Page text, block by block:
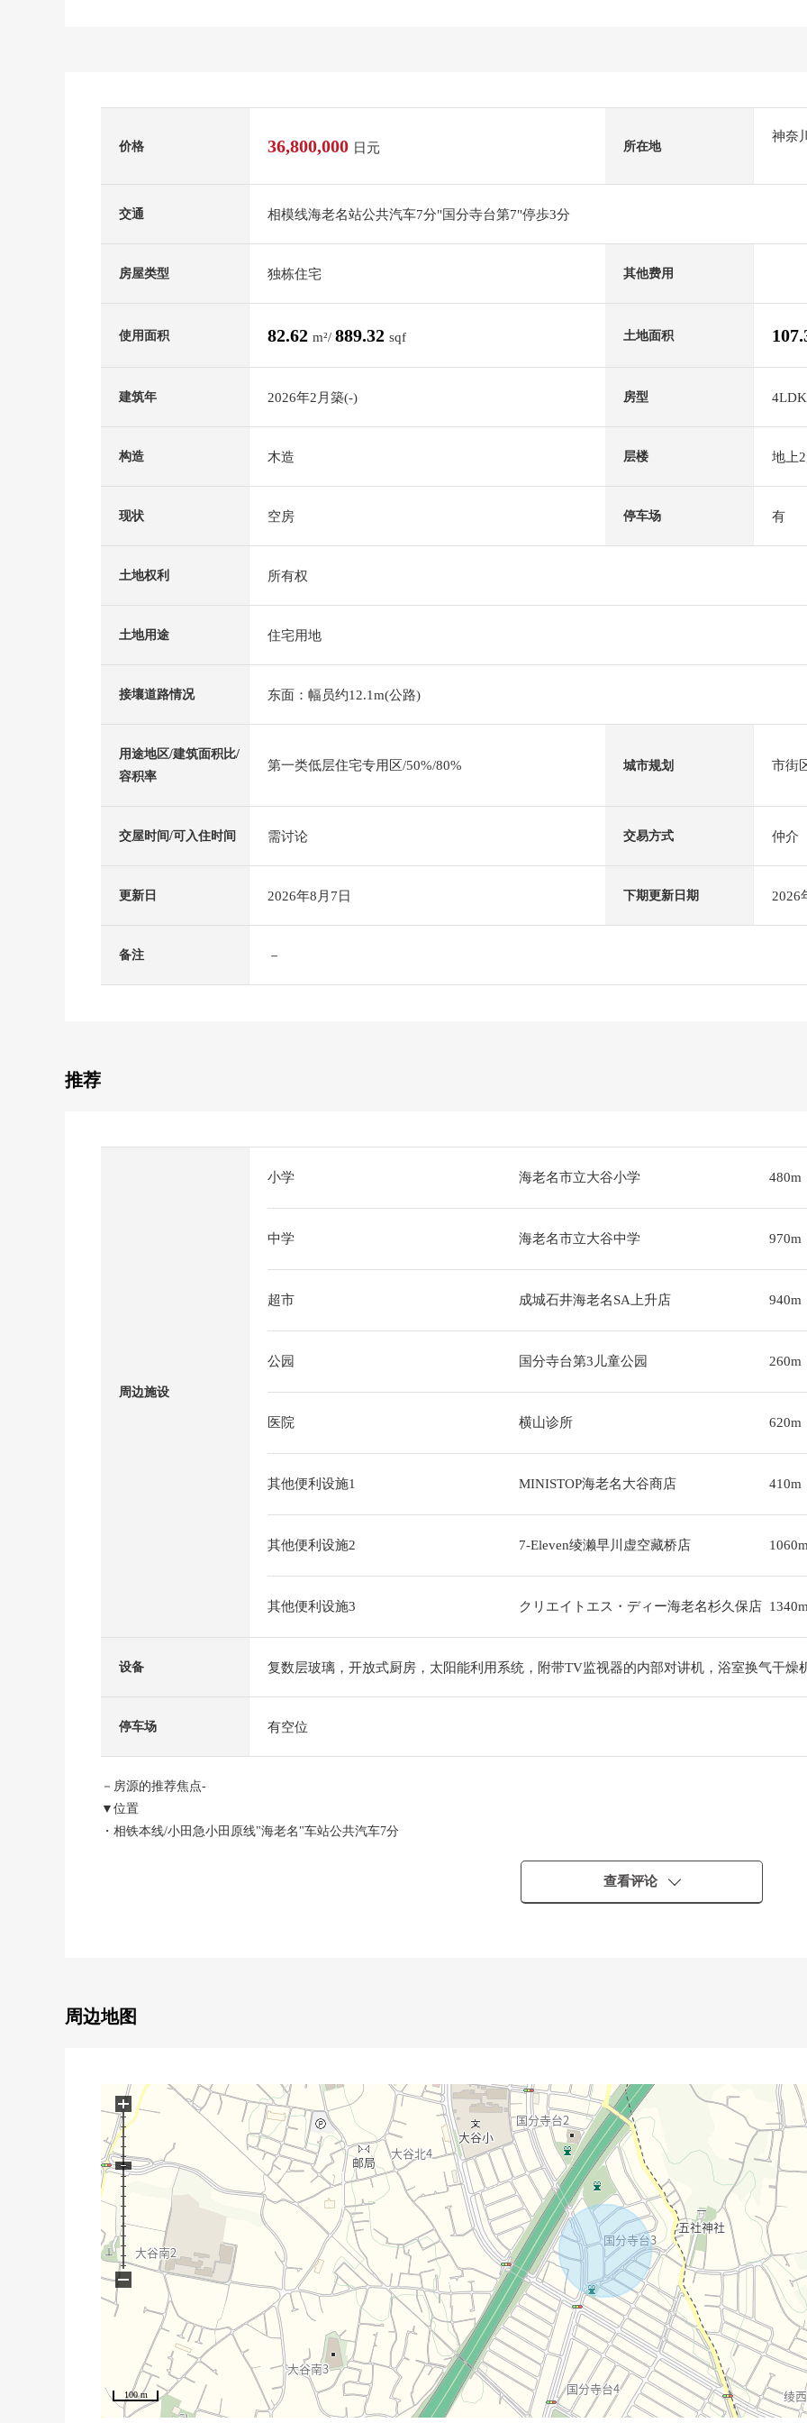
价格 36,800,000 日元 所在地
神奈
交通 相模线海老名站公共汽车7分"国分寺台第7"停歩3分
房屋类型 独栋住宅 其他费用
使用面积 82.62 m²/ 889.32 sqf 土地面积
建筑年 2026年2月築(-) 房型 4LDK
构造 木造 层楼 地上
现状 空房 停车场 有
土地权利 所有权
土地用途 住宅用地
接壤道路情况 东面：幅员约12.1m(公路)
用途地区/建筑面积比/
容积率
第一类低层住宅专用区/50%/80% 城市规划 市街
交屋时间/可入住时间 需讨论 交易方式 仲介
更新日 2026年8月7日 下期更新日期 2026
备注 －
推荐
周边施设
小学 海老名市立大谷小学 480m
中学 海老名市立大谷中学 970m
超市 成城石井海老名SA上升店 940m
公园 国分寺台第3儿童公园 260m
医院 横山诊所 620m
其他便利设施1 MINISTOP海老名大谷商店 410m
其他便利设施2 7-Eleven绫濑早川虚空藏桥店
其他便利设施3 クリエイトエス・ディー海老名杉久保店
设备 复数层玻璃，开放式厨房，太阳能利用系统，附带TV监视器的内部对讲机，浴室换气干燥
停车场 有空位
－房源的推荐焦点-
▼位置
・相铁本线/小田急小田原线"海老名"车站公共汽车7分
▼房间的特徴
・在全居室有收纳，有4个地方壁橱
▼设备
・有监视照相机、TV监视器的内部对讲机
・便于夜间的回家的门口人感觉感应器Right
・也便于雨天的洗衣的浴室换气干燥机的
・便于洗发水以及打扫的有淋浴的盥洗台
・在厕所，附带舒适的温水冲洗马桶座
查看评论
周边地图
100 m
+
−